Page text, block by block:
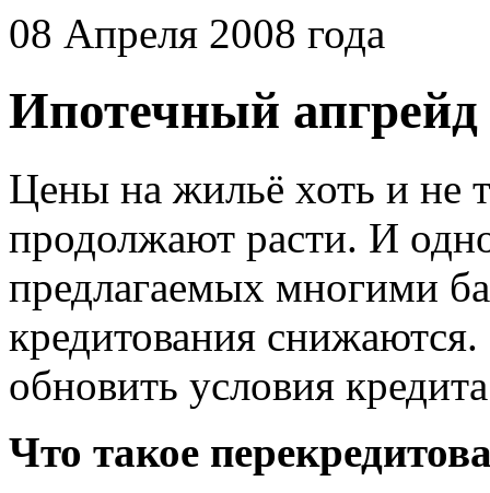
08 Апреля 2008 года
Ипотечный апгрейд
Цены на жильё хоть и не
продолжают расти. И
предлагаемых многими
кредитования
обновить условия
Что такое